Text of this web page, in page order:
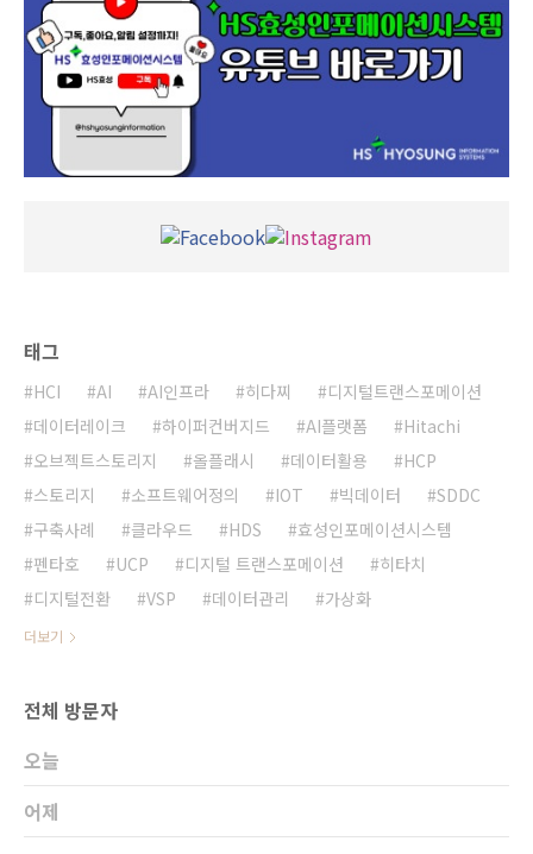
태그
HCI AI AI인프라 히다찌
디지털트랜스포메이션
데이터레이크
하이퍼컨버지드 AI플랫폼
Hitachi
오브젝트스토리지
올플래시 데이터활용
HCP
스토리지
소프트웨어정의 IOT 빅데이터
SDDC
구축사례
클라우드 HDS
효성인포메이션시스템
펜타호
UCP 디지털 트랜스포메이션
히타치
디지털전환
VSP 데이터관리 가상화
더보기
전체 방문자
오늘
어제